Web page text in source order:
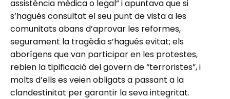
assistència mèdica o legal” i apuntava que si
s’hagués consultat el seu punt de vista a les
comunitats abans d’aprovar les reformes,
segurament la tragèdia s’hagués evitat; els
aborígens que van participar en les protestes,
rebien la tipificació del govern de “terroristes”, i
molts d’ells es veien obligats a passant a la
clandestinitat per garantir la seva integritat.